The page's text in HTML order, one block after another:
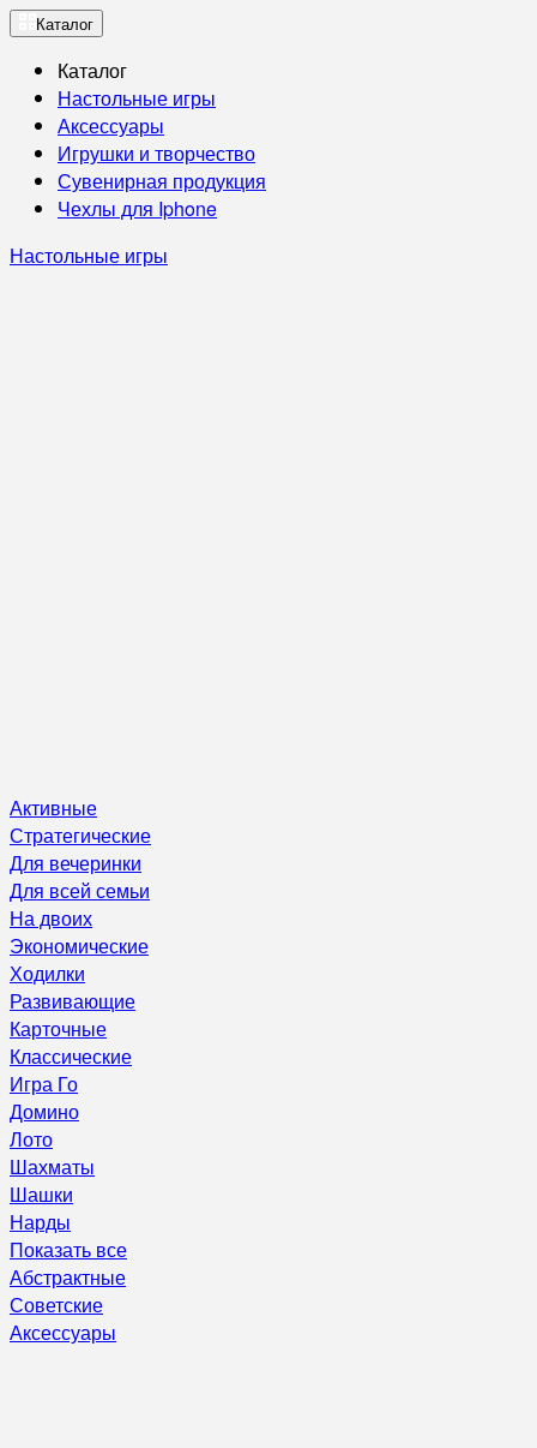
Каталог
Каталог
Настольные игры
Аксессуары
Игрушки и творчество
Сувенирная продукция
Чехлы для Iphone
Настольные игры
Активные
Стратегические
Для вечеринки
Для всей семьи
На двоих
Экономические
Ходилки
Развивающие
Карточные
Классические
Игра Го
Домино
Лото
Шахматы
Шашки
Нарды
Показать все
Абстрактные
Советские
Аксессуары